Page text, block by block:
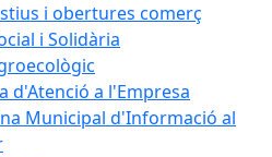
i obertures comerç
i Solidària
d'Atenció a l'Empresa
Municipal d'Informació al